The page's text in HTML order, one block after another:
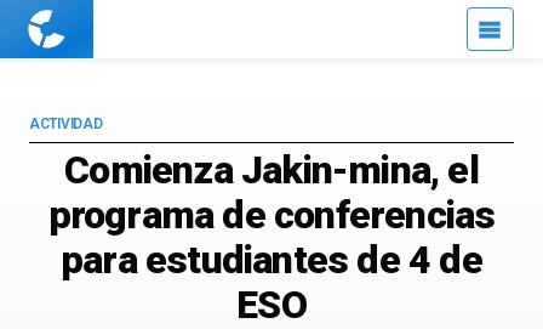
Cuaderno
Comienza Jakin-mina, el
programa de conferencias
para estudiantes de 4 de
ESO
ACTIVIDAD